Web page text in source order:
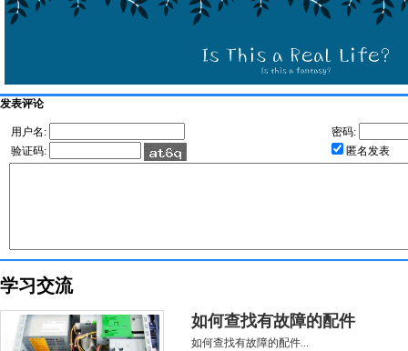
发表评论
用户名:
密码:
验证码:
匿名发表
学习交流
如何查找有故障的配件
如何查找有故障的配件...